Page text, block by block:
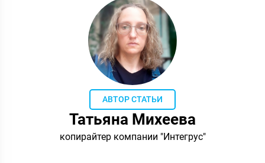
АВТОР СТАТЬИ
Татьяна Михеева
копирайтер компании "Интегрус"